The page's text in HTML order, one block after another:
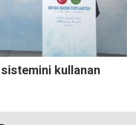
kullanan